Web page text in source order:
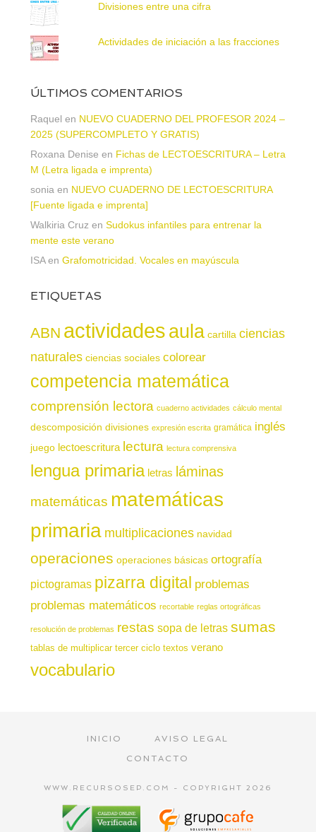
Divisiones entre una cifra
Actividades de iniciación a las fracciones
ÚLTIMOS COMENTARIOS
Raquel en NUEVO CUADERNO DEL PROFESOR 2024 –
2025 (SUPERCOMPLETO Y GRATIS)
Roxana Denise en Fichas de LECTOESCRITURA – Letra
M (Letra ligada e imprenta)
sonia en NUEVO CUADERNO DE LECTOESCRITURA
[Fuente ligada e imprenta]
Walkiria Cruz en Sudokus infantiles para entrenar la
mente este verano
ISAen Grafomotricidad. Vocales en mayúscula
ETIQUETAS
ABN actividadesaula cartilla ciencias
naturales ciencias sociales colorear
competencia matemática
comprensión lectora cuaderno actividades cálculo mental
descomposición divisiones expresión escrita gramática inglés
juego lectoescritura lectura lectura comprensiva
lengua primaria letras láminas
matemáticas matemáticas
primaria multiplicaciones navidad
operaciones operaciones básicas ortografía
pictogramas pizarra digital problemas
problemas matemáticos recortable reglas ortográficas
resolución de problemas restas sopa de letras sumas
tablas de multiplicar tercer ciclo textos verano
vocabulario
INICIO
AVISO LEGAL
CONTACTO
WWW.RECURSOSEP.COM - COPYRIGHT 2026